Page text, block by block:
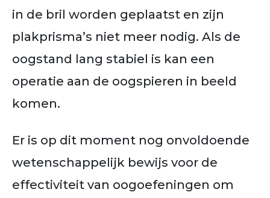
in de bril worden geplaatst en zijn
plakprisma’s niet meer nodig. Als de
oogstand lang stabiel is kan een
operatie aan de oogspieren in beeld
komen.
Er is op dit moment nog onvoldoende
wetenschappelijk bewijs voor de
effectiviteit van oogoefeningen om